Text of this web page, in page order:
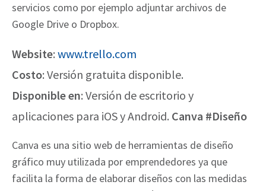
servicios como por ejemplo adjuntar archivos de
Google Drive o Dropbox.
Website: www.trello.com
Costo: Versión gratuita disponible.
Disponible en: Versión de escritorio y
aplicaciones para iOS y Android. Canva #Diseño
Canva es una sitio web de herramientas de diseño
gráfico muy utilizada por emprendedores ya que
facilita la forma de elaborar diseños con las medidas